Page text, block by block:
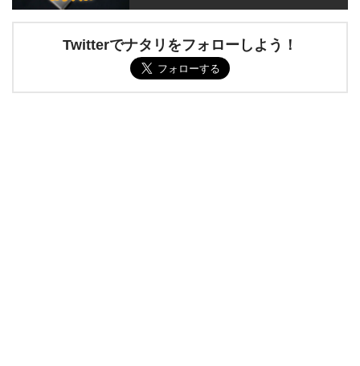
Twitterでナタリをフォローしよう！